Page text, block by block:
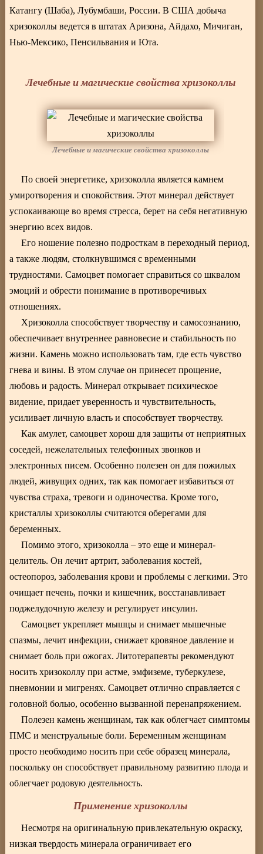
Катангу (Шаба), Лубумбаши, России. В США добыча
хризоколлы ведется в штатах Аризона, Айдахо, Мичиган,
Нью-Мексико, Пенсильвания и Юта.
Лечебные и магические свойства хризоколлы
Лечебные и магические свойства хризоколлы
По своей энергетике, хризоколла является камнем
умиротворения и спокойствия. Этот минерал действует
успокаивающе во время стресса, берет на себя негативную
энергию всех видов.
Его ношение полезно подросткам в переходный период,
а также людям, столкнувшимся с временными
трудностями. Самоцвет помогает справиться со шквалом
эмоций и обрести понимание в противоречивых
отношениях.
Хризоколла способствует творчеству и самосознанию,
обеспечивает внутреннее равновесие и стабильность по
жизни. Камень можно использовать там, где есть чувство
гнева и вины. В этом случае он принесет прощение,
любовь и радость. Минерал открывает психическое
видение, придает уверенность и чувствительность,
усиливает личную власть и способствует творчеству.
Как амулет, самоцвет хорош для защиты от неприятных
соседей, нежелательных телефонных звонков и
электронных писем. Особенно полезен он для пожилых
людей, живущих одних, так как помогает избавиться от
чувства страха, тревоги и одиночества. Кроме того,
кристаллы хризоколлы считаются оберегами для
беременных.
Помимо этого, хризоколла – это еще и минерал-
целитель. Он лечит артрит, заболевания костей,
остеопороз, заболевания крови и проблемы с легкими. Это
очищает печень, почки и кишечник, восстанавливает
поджелудочную железу и регулирует инсулин.
Самоцвет укрепляет мышцы и снимает мышечные
спазмы, лечит инфекции, снижает кровяное давление и
снимает боль при ожогах. Литотерапевты рекомендуют
носить хризоколлу при астме, эмфиземе, туберкулезе,
пневмонии и мигренях. Самоцвет отлично справляется с
головной болью, особенно вызванной перенапряжением.
Полезен камень женщинам, так как облегчает симптомы
ПМС и менструальные боли. Беременным женщинам
просто необходимо носить при себе образец минерала,
поскольку он способствует правильному развитию плода и
облегчает родовую деятельность.
Применение хризоколлы
Несмотря на оригинальную привлекательную окраску,
низкая твердость минерала ограничивает его